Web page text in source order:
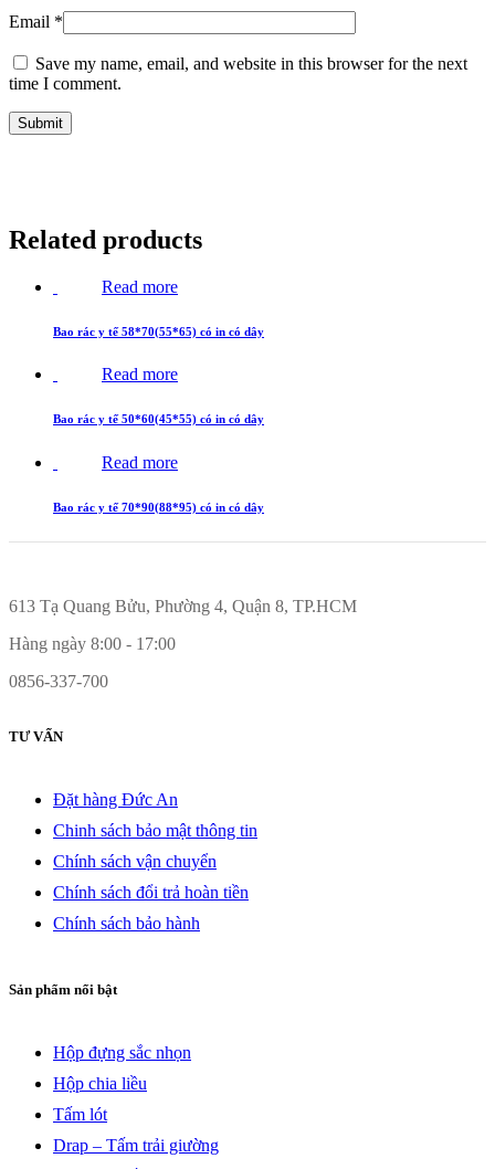
Email *
Save my name, email, and website in this browser for the next
time I comment.
Related products
Read more
Bao rác y tế 58*70(55*65) có in có dây
Read more
Bao rác y tế 50*60(45*55) có in có dây
Read more
Bao rác y tế 70*90(88*95) có in có dây
613 Tạ Quang Bửu, Phường 4, Quận 8, TP.HCM
Hàng ngày 8:00 - 17:00
0856-337-700
TƯ VẤN
Đặt hàng Đức An
Chinh sách bảo mật thông tin
Chính sách vận chuyển
Chính sách đổi trả hoàn tiền
Chính sách bảo hành
Sản phẩm nổi bật
Hộp đựng sắc nhọn
Hộp chia liều
Tấm lót
Drap – Tấm trải giường